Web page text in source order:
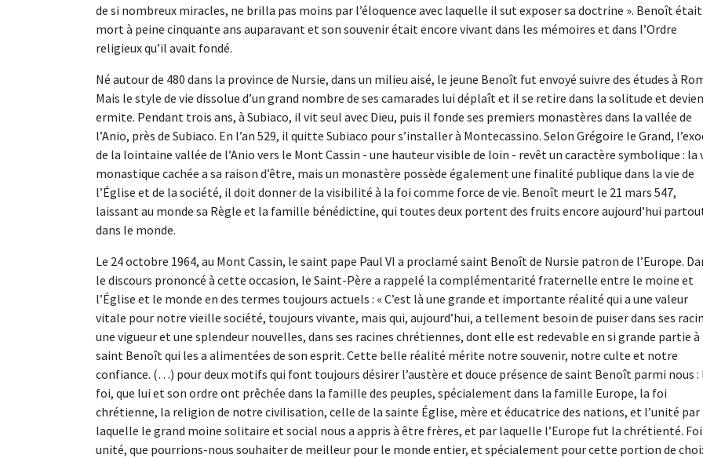
de si nombreux miracles, ne brilla pas moins par l’éloquence avec laquelle il sut exposer sa doctrine ». Benoît était
mort à peine cinquante ans auparavant et son souvenir était encore vivant dans les mémoires et dans l’Ordre
religieux qu’il avait fondé.
Né autour de 480 dans la province de Nursie, dans un milieu aisé, le jeune Benoît fut envoyé suivre des études à
Mais le style de vie dissolue d’un grand nombre de ses camarades lui déplaît et il se retire dans la solitude et
ermite. Pendant trois ans, à Subiaco, il vit seul avec Dieu, puis il fonde ses premiers monastères dans la vallée de
l’Anio, près de Subiaco. En l’an 529, il quitte Subiaco pour s’installer à Montecassino. Selon Grégoire le Grand,
de la lointaine vallée de l’Anio vers le Mont Cassin - une hauteur visible de loin - revêt un caractère symbolique : la
monastique cachée a sa raison d’être, mais un monastère possède également une finalité publique dans la vie de
l’Église et de la société, il doit donner de la visibilité à la foi comme force de vie. Benoît meurt le 21 mars 547,
laissant au monde sa Règle et la famille bénédictine, qui toutes deux portent des fruits encore aujourd’hui
dans le monde.
Le 24 octobre 1964, au Mont Cassin, le saint pape Paul VI a proclamé saint Benoît de Nursie patron de l’Europe.
le discours prononcé à cette occasion, le Saint-Père a rappelé la complémentarité fraternelle entre le moine et
l’Église et le monde en des termes toujours actuels : « C’est là une grande et importante réalité qui a une valeur
vitale pour notre vieille société, toujours vivante, mais qui, aujourd’hui, a tellement besoin de puiser dans ses
une vigueur et une splendeur nouvelles, dans ses racines chrétiennes, dont elle est redevable en si grande partie à
saint Benoît qui les a alimentées de son esprit. Cette belle réalité mérite notre souvenir, notre culte et notre
confiance. (…) pour deux motifs qui font toujours désirer l’austère et douce présence de saint Benoît parmi nous :
foi, que lui et son ordre ont prêchée dans la famille des peuples, spécialement dans la famille Europe, la foi
chrétienne, la religion de notre civilisation, celle de la sainte Église, mère et éducatrice des nations, et l’unité par
laquelle le grand moine solitaire et social nous a appris à être frères, et par laquelle l’Europe fut la chrétienté.
unité, que pourrions-nous souhaiter de meilleur pour le monde entier, et spécialement pour cette portion de